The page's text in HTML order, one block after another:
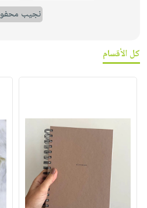
نجيب
كل الأقسام